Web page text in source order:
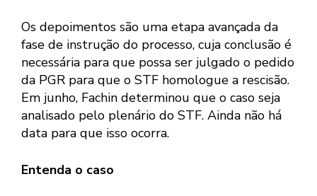
Os depoimentos são uma etapa avançada da
fase de instrução do processo, cuja conclusão é
necessária para que possa ser julgado o pedido
da PGR para que o STF homologue a rescisão.
Em junho, Fachin determinou que o caso seja
analisado pelo plenário do STF. Ainda não há
data para que isso ocorra.
Entenda o caso